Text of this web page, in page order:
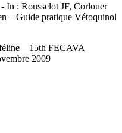
In : Rousselot JF, Corlouer
– Guide pratique Vétoquinol
– 15th FECAVA
2009